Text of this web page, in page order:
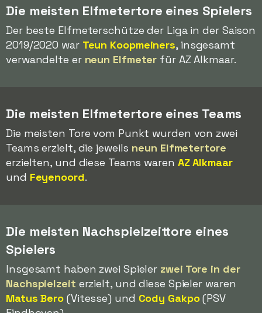
Die meisten Elfmetertore eines Spielers
Der beste Elfmeterschütze der Liga in der Saison
2019/2020 war Teun Koopmeiners, insgesamt
verwandelte er neun Elfmeter für AZ Alkmaar.
Die meisten Elfmetertore eines Teams
Die meisten Tore vom Punkt wurden von zwei
Teams erzielt, die jeweils neun Elfmetertore
erzielten, und diese Teams waren AZ Alkmaar
und Feyenoord.
Die meisten Nachspielzeittore eines
Spielers
Insgesamt haben zwei Spieler zwei Tore in der
Nachspielzeit erzielt, und diese Spieler waren
Matus Bero (Vitesse) und Cody Gakpo(PSV